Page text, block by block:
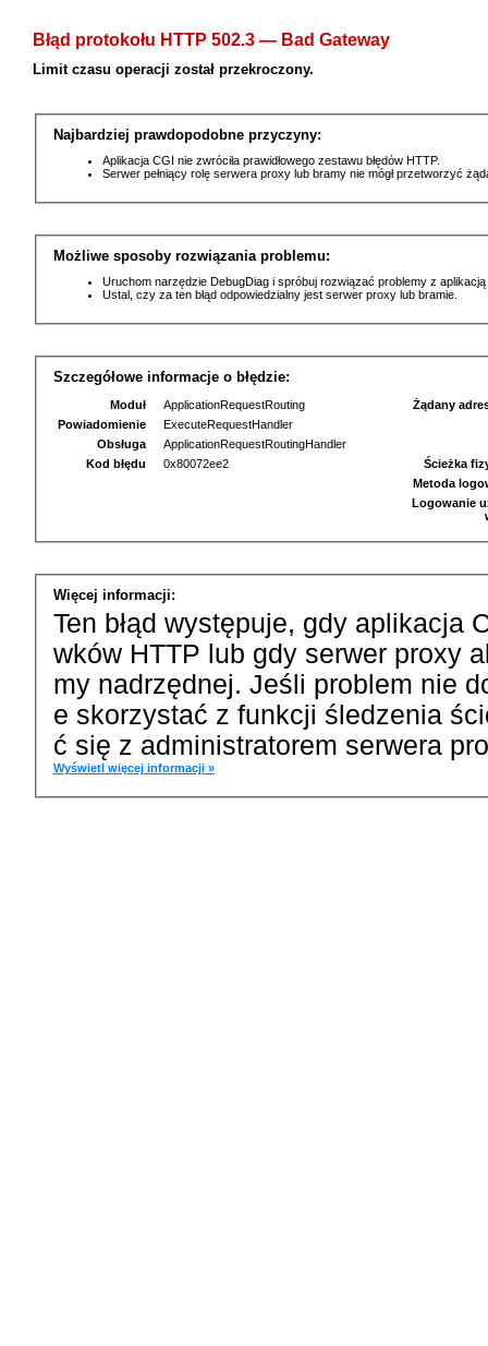
Błąd protokołu HTTP 502.3 — Bad Gateway
Limit czasu operacji został przekroczony.
Najbardziej prawdopodobne przyczyny:
Aplikacja CGI nie zwróciła prawidłowego zestawu błędów HTTP.
Serwer pełniący rolę serwera proxy lub bramy nie mógł przetworzyć
Możliwe sposoby rozwiązania problemu:
Uruchom narzędzie DebugDiag i spróbuj rozwiązać problemy z
Ustal, czy za ten błąd odpowiedzialny jest serwer proxy lub bramie.
Szczegółowe informacje o błędzie:
Moduł
ApplicationRequestRouting
Powiadomienie
ExecuteRequestHandler
Obsługa
ApplicationRequestRoutingHandler
Kod błędu
0x80072ee2
Żądany
Ścieżka
Metoda
Logowanie
Więcej informacji:
Ten błąd występuje, gdy aplikacja
wków HTTP lub gdy serwer proxy
my nadrzędnej. Jeśli problem nie
e skorzystać z funkcji śledzenia
ć się z administratorem serwera
Wyświetl więcej informacji »